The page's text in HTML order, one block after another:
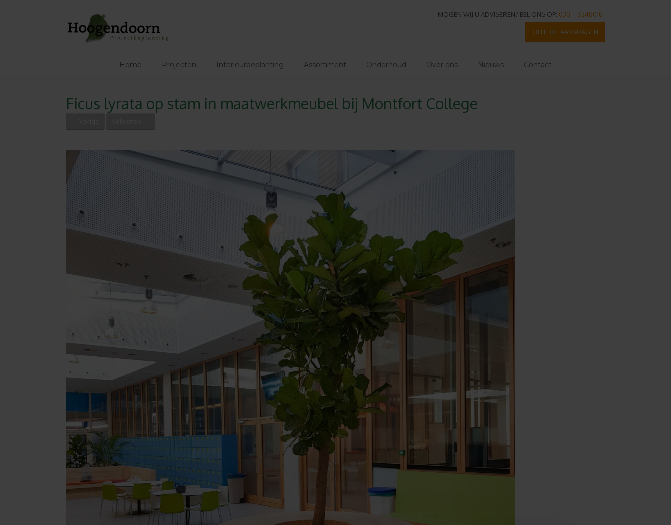
MOGEN WIJ U ADVISEREN? BEL ONS OP: 030 – 6340010
OFFERTE AANVRAGEN
Home Projecten Interieurbeplanting Assortiment Onderhoud Over ons Nieuws Contact
Ficus lyrata op stam in maatwerkmeubel bij Montfort College